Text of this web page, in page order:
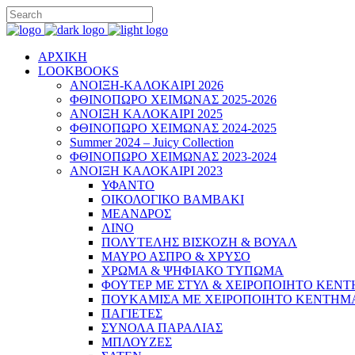
ΑΡΧΙΚΗ
LOOKBOOKS
ΑΝΟΙΞΗ-ΚΑΛΟΚΑΙΡΙ 2026
ΦΘΙΝΟΠΩΡΟ ΧΕΙΜΩΝΑΣ 2025-2026
ΑΝΟΙΞΗ ΚΑΛΟΚΑΙΡΙ 2025
ΦΘΙΝΟΠΩΡΟ ΧΕΙΜΩΝΑΣ 2024-2025
Summer 2024 – Juicy Collection
ΦΘΙΝΟΠΩΡΟ ΧΕΙΜΩΝΑΣ 2023-2024
ΑΝΟΙΞΗ ΚΑΛΟΚΑΙΡΙ 2023
ΥΦΑΝΤΟ
ΟΙΚΟΛΟΓΙΚΟ ΒΑΜΒΑΚΙ
ΜΕΑΝΔΡΟΣ
ΛΙΝΟ
ΠΟΛΥΤΕΛΗΣ ΒΙΣΚΟΖΗ & ΒΟΥΑΛ
ΜΑΥΡΟ ΑΣΠΡΟ & ΧΡΥΣΟ
ΧΡΩΜΑ & ΨΗΦΙΑΚΟ ΤΥΠΩΜΑ
ΦΟΥΤΕΡ ΜΕ ΣΤΥΛ & ΧΕΙΡΟΠΟΙΗΤΟ
ΠΟΥΚΑΜΙΣΑ ΜΕ ΧΕΙΡΟΠΟΙΗΤΟ
ΠΑΓΙΕΤΕΣ
ΣΥΝΟΛΑ ΠΑΡΑΛΙΑΣ
ΜΠΛΟΥΖΕΣ